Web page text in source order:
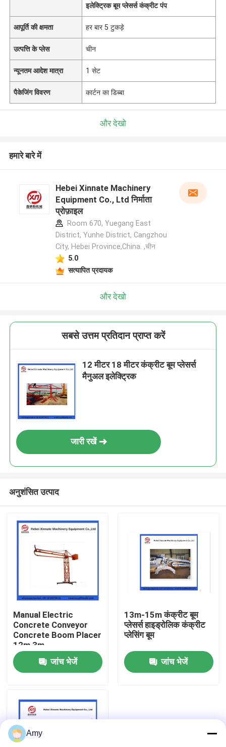
उत्पाद
वीडियो
इलेक्ट्रिक बूम प्लेसर्स कंक्रीट पंप
आपूर्ति की क्षमता हर बार 5 टुकड़े
उत्पत्ति के प्लेस चीन
न्यूनतम आदेश मात्रा 1 सेट
पैकेजिंग विवरण कार्टन का डिब्बा
और देखो
हमारे बारे में
Hebei Xinnate Machinery
Equipment Co., Ltd निर्माता
प्रोफ़ाइल
Room 670, Yuegang East
District, Yunhe District, Cangzhou
City, Hebei Province,China. ,चीन
5.0
सत्यापित प्रदायक
और देखो
सबसे उत्तम प्रतिदान प्राप्त करें
12 मीटर 18 मीटर कंक्रीट बूम प्लेसर्स
मैनुअल इलेक्ट्रिक
जारी रखें
अनुशंसित उत्पाद
Manual Electric
Concrete Conveyor
Concrete Boom Placer
12m 3m
जांच भेजें
13m-15m कंक्रीट बूम
प्लेसर्स हाइड्रोलिक कंक्रीट
प्लेसिंग बूम
जांच भेजें
Amy